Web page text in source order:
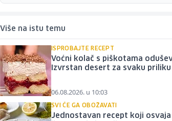
Više na istu temu
ISPROBAJTE RECEPT
Voćni kolač s piškotama
Izvrstan desert za svaku priliku
06.08.2026. u 10:03
SVI ĆE GA OBOŽAVATI
Jednostavan recept koji